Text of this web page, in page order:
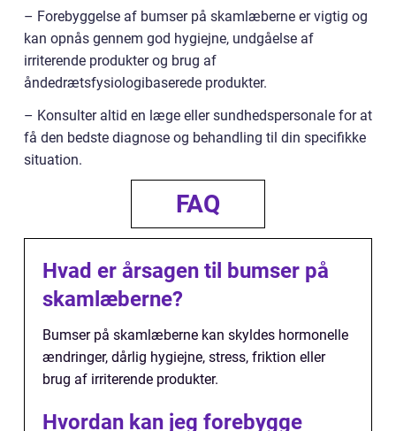
– Forebyggelse af bumser på skamlæberne er vigtig og
kan opnås gennem god hygiejne, undgåelse af
irriterende produkter og brug af
åndedrætsfysiologibaserede produkter.
– Konsulter altid en læge eller sundhedspersonale for at
få den bedste diagnose og behandling til din specifikke
situation.
FAQ
Hvad er årsagen til bumser på
skamlæberne?
Bumser på skamlæberne kan skyldes hormonelle
ændringer, dårlig hygiejne, stress, friktion eller
brug af irriterende produkter.
Hvordan kan jeg forebygge